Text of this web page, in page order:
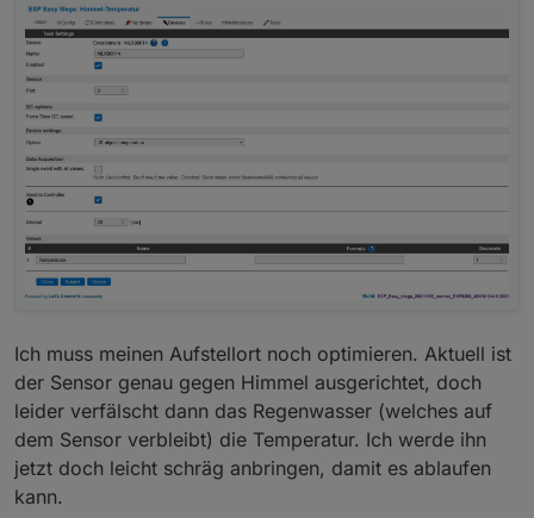
zu unterstützen.
Tasmota ünterstützt das zwar (github Tasmota
MLX90614), aber man muß dann selbst übersetzen.
Ich muss meinen Aufstellort noch optimieren. Aktuell ist
der Sensor genau gegen Himmel ausgerichtet, doch
leider verfälscht dann das Regenwasser (welches auf
dem Sensor verbleibt) die Temperatur. Ich werde ihn
jetzt doch leicht schräg anbringen, damit es ablaufen
kann.